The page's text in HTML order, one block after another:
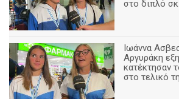
στο διπλό
Ιωάννα
Αργυράκη
κατέκτησαν
στο τελικό